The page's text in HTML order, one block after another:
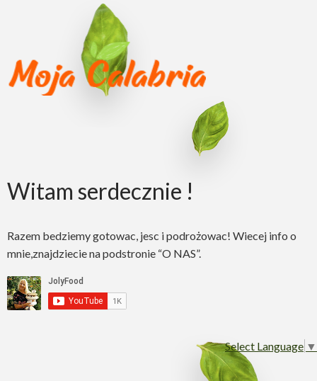
Witam serdecznie !
Razem bedziemy gotowac, jesc i podrożowac! Wiecej info o
mnie,znajdziecie na podstronie “O NAS”.
Select Language ▼